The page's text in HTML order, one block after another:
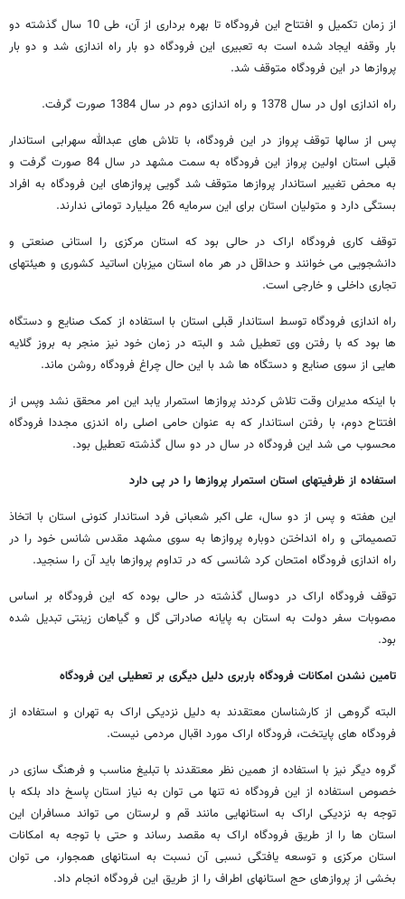
از زمان تکمیل و افتتاح این فرودگاه تا بهره برداری از آن، طی 10 سال گذشته دو
بار وقفه ایجاد شده است به تعبیری این فرودگاه دو بار راه اندازی شد و دو بار
پروازها در این فرودگاه متوقف شد.
راه اندازی اول در سال 1378 و راه اندازی دوم در سال 1384 صورت گرفت.
پس از سالها توقف پرواز در این فرودگاه، با تلاش های عبدالله سهرابی استاندار
قبلی استان اولین پرواز این فرودگاه به سمت مشهد در سال 84 صورت گرفت و
به محض تغییر استاندار پروازها متوقف شد گویی پروازهای این فرودگاه به افراد
بستگی دارد و متولیان استان برای این سرمایه 26 میلیارد تومانی ندارند.
توقف کاری فرودگاه اراک در حالی بود که استان مرکزی را استانی صنعتی و
دانشجویی می خوانند و حداقل در هر ماه استان میزبان اساتید کشوری و هیئتهای
تجاری داخلی و خارجی است.
راه اندازی فرودگاه توسط استاندار قبلی استان با استفاده از کمک صنایع و دستگاه
ها بود که با رفتن وی تعطیل شد و البته در زمان خود نیز منجر به بروز گلایه
هایی از سوی صنایع و دستگاه ها شد با این حال چراغ فرودگاه روشن ماند.
با اینکه مدیران وقت تلاش کردند پروازها استمرار یابد این امر محقق نشد وپس از
افتتاح دوم، با رفتن استاندار که به عنوان حامی اصلی راه اندزی مجددا فرودگاه
محسوب می شد این فرودگاه در سال در دو سال گذشته تعطیل بود.
استفاده از ظرفیتهای استان استمرار پروازها را در پی دارد
این هفته و پس از دو سال، علی اکبر شعبانی فرد استاندار کنونی استان با اتخاذ
تصمیماتی و راه انداختن دوباره پروازها به سوی مشهد مقدس شانس خود را در
راه اندازی فرودگاه امتحان کرد شانسی که در تداوم پروازها باید آن را سنجید.
توقف فرودگاه اراک در دوسال گذشته در حالی بوده که این فرودگاه بر اساس
مصوبات سفر دولت به استان به پایانه صادراتی گل و گیاهان زینتی تبدیل شده
بود.
تامین نشدن امکانات فرودگاه باربری دلیل دیگری بر تعطیلی این فرودگاه
البته گروهی از کارشناسان معتقدند به دلیل نزدیکی اراک به تهران و استفاده از
فرودگاه های پایتخت، فرودگاه اراک مورد اقبال مردمی نیست.
گروه دیگر نیز با استفاده از همین نظر معتقدند با تبلیغ مناسب و فرهنگ سازی در
خصوص استفاده از این فرودگاه نه تنها می توان به نیاز استان پاسخ داد بلکه با
توجه به نزدیکی اراک به استانهایی مانند قم و لرستان می تواند مسافران این
استان ها را از طریق فرودگاه اراک به مقصد رساند و حتی با توجه به امکانات
استان مرکزی و توسعه یافتگی نسبی آن نسبت به استانهای همجوار، می توان
بخشی از پروازهای حج استانهای اطراف را از طریق این فرودگاه انجام داد.